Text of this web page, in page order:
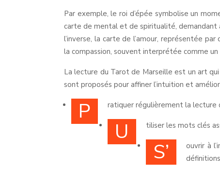
Par exemple, le roi d’épée symbolise un
carte de mental et de spiritualité,
l’inverse, la carte de l’amour, représentée
la compassion, souvent interprétée comme
La lecture du Tarot de Marseille est un art
sont proposés pour affiner l’intuition et
P ratiquer régulièrement la lecture
U tiliser les mots clés
S’
ouvrir à